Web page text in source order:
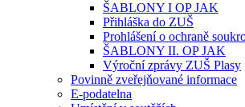
ŠABLONY I OP JAK
Přihláška do ZUŠ
Prohlášení o ochraně
ŠABLONY II. OP JAK
Výroční zprávy ZUŠ Plasy
Povinně zveřejňované informace
E-podatelna